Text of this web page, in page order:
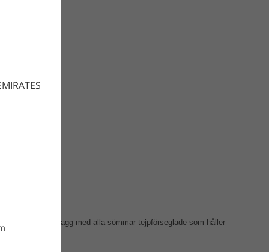
plagg med alla sömmar tejpförseglade som håller
ditt allra bästa.